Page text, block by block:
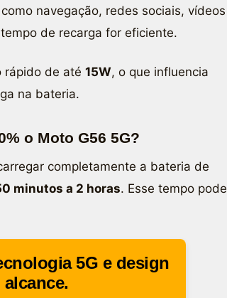
navegação, redes sociais, vídeos
de recarga for eficiente.
rápido de até 15W, o que influencia
na bateria.
o Moto G56 5G?
completamente a bateria de
minutos a 2 horas. Esse tempo pode
5G e design